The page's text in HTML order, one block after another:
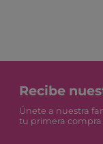
Recibe
Únete a nuestra
tu primera compra